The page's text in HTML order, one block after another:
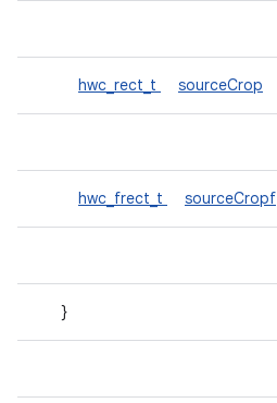
hwc_rect_t sourceCrop
hwc_frect_t sourceCropf
}